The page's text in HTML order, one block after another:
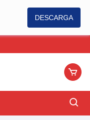
DESCARGA